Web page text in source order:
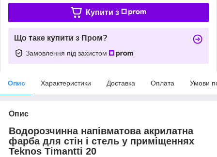
Купити з
Що таке купити з Пром?
Замовлення під захистом
Опис Характеристики Доставка Оплата Умови
Опис
Водорозчинна напівматова акрилатна
фарба для стін і стель у приміщеннях
Teknos Timantti 20